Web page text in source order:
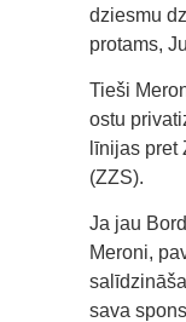
dziesmu
protams,
Tieši
ostu
līnijas pret
(ZZS).
Ja jau
Meroni,
sava